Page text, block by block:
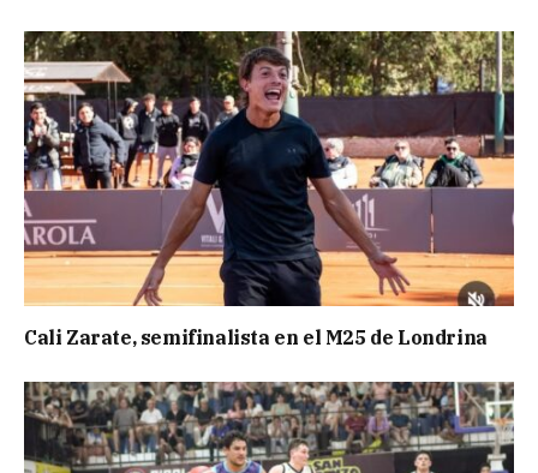
Cali Zarate, semifinalista en el M25 de Londrina